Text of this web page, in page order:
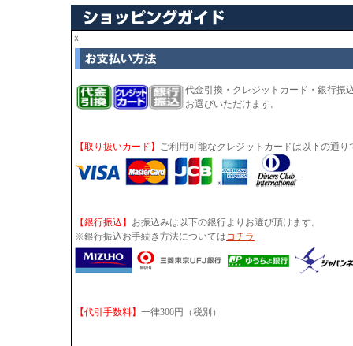
ｘ
代金引換・クレジットカード・銀行振
お選びいただけます。
【取り扱いカード】 ご利用可能なクレジットカードは以下の通り
【銀行振込】 お振込みは以下の銀行よりお選び頂けます。
※銀行振込お手続き方法についてはコチラ
【代引手数料】 一律300円（税別）